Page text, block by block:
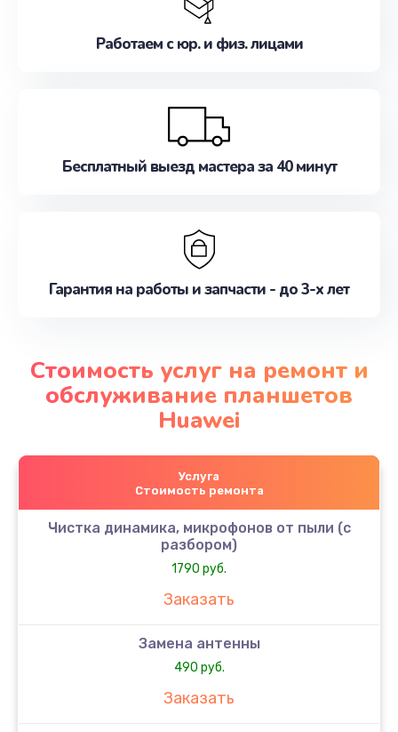
Работаем с юр. и физ. лицами
Бесплатный выезд мастера за 40 минут
Гарантия на работы и запчасти - до 3-х лет
Стоимость услуг на ремонт и
обслуживание планшетов
Huawei
Услуга
Стоимость ремонта
Чистка динамика, микрофонов от пыли (с
разбором)
1790 руб.
Заказать
Замена антенны
490 руб.
Заказать